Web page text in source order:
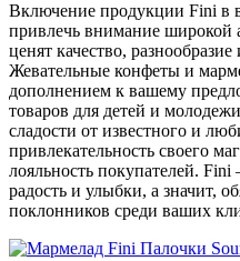
Включение продукции Fini в
привлечь внимание широкой
ценят качество,
Жевательные конфеты и
дополнением к вашему
товаров для детей и
сладости от известного и
привлекательность своего
лояльность покупателей. Fini
радость и улыбки, а значит,
поклонников среди ваших